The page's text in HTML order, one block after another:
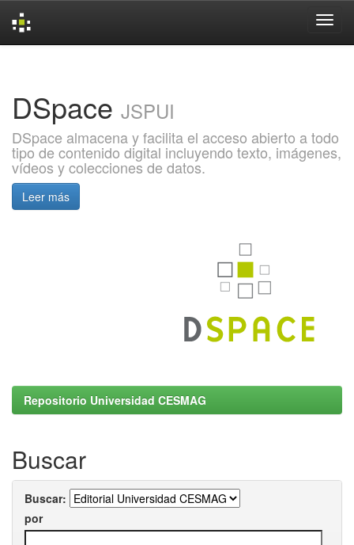
DSpace JSPUI
DSpace almacena y facilita el acceso abierto a todo
tipo de contenido digital incluyendo texto, imágenes,
vídeos y colecciones de datos.
Leer más
Repositorio Universidad CESMAG
Buscar
Buscar:
por